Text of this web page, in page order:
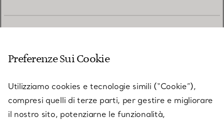
SU TIFFANY & CO.
Preferenze Sui Cookie
Utilizziamo cookies e tecnologie simili (“Cookie”),
compresi quelli di terze parti, per gestire e migliorare
il nostro sito, potenziarne le funzionalità,